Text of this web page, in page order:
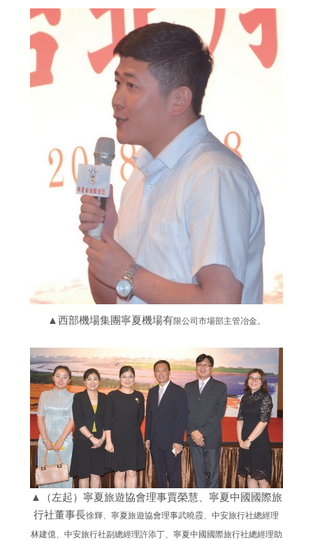
▲西部機場集團寧夏機場有限公司市場部主管冶金。
▲（左起）寧夏旅遊協會理事賈榮慧、寧夏中國國際旅
行社董事長徐輝、寧夏旅遊協會理事武曉霞、中安旅行社總經理
林建億、中安旅行社副總經理許添丁、寧夏中國國際旅行社總經理助